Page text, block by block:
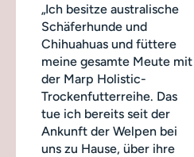
„Ich besitze australische
Schäferhunde und
Chihuahuas und füttere
meine gesamte Meute mit
der Marp Holistic-
Trockenfutterreihe. Das
tue ich bereits seit der
Ankunft der Welpen bei
uns zu Hause, über ihre